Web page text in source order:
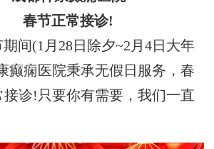
春节正常接诊!
期间(1月28日除夕~2月4日大年
癫痫医院秉承无假日服务，春
诊!只要你有需要，我们一直